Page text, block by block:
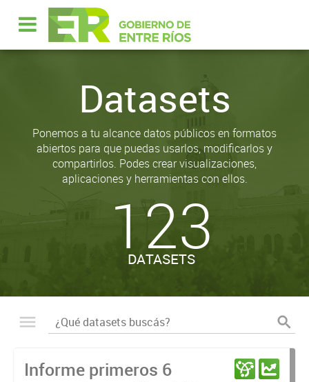
Datasets
Ponemos a tu alcance datos públicos en formatos
abiertos para que puedas usarlos, modificarlos y
compartirlos. Podes crear visualizaciones,
aplicaciones y herramientas con ellos.
123
DATASETS
Informe primeros 6